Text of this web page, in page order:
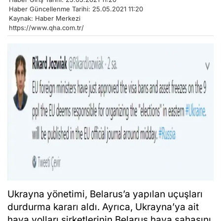
Haber Güncellenme Tarihi: 25.05.2021 11:20
Kaynak: Haber Merkezi
https://www.qha.com.tr/
Ukrayna yönetimi, Belarus’a yapılan uçuşları
durdurma kararı aldı. Ayrıca, Ukrayna’ya ait